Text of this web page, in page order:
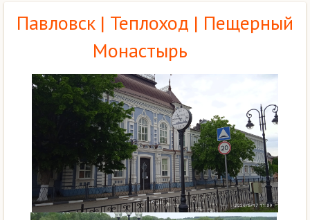
Павловск | Теплоход | Пещерный
Монастырь